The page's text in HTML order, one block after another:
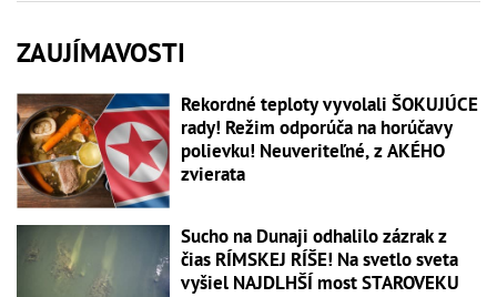
ZAUJÍMAVOSTI
Rekordné teploty vyvolali ŠOKUJÚCE
rady! Režim odporúča na horúčavy
polievku! Neuveriteľné, z AKÉHO
zvierata
Sucho na Dunaji odhalilo zázrak z
čias RÍMSKEJ RÍŠE! Na svetlo sveta
vyšiel NAJDLHŠÍ most STAROVEKU